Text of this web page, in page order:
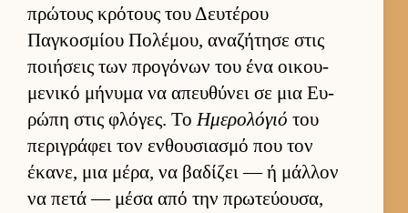
πρώτους κρότους του Δευ­τέρου
Παγκοσμίου Πολέμου, αναζήτησε στις
ποι­ήσεις των προγόνων του ένα οι­κου­
μενικό μήνυμα να απευ­θύνει σε μια Ευ­
ρώπη στις φλόγες. ΤοΗμερολόγιό του
περιγράφει τον εν­θου­σια­σμό που τον
έκανε, μια μέρα, να βαδίζει — ή μάλ­λον
να πετά — μέσα από την πρωτεύ­ου­σα,